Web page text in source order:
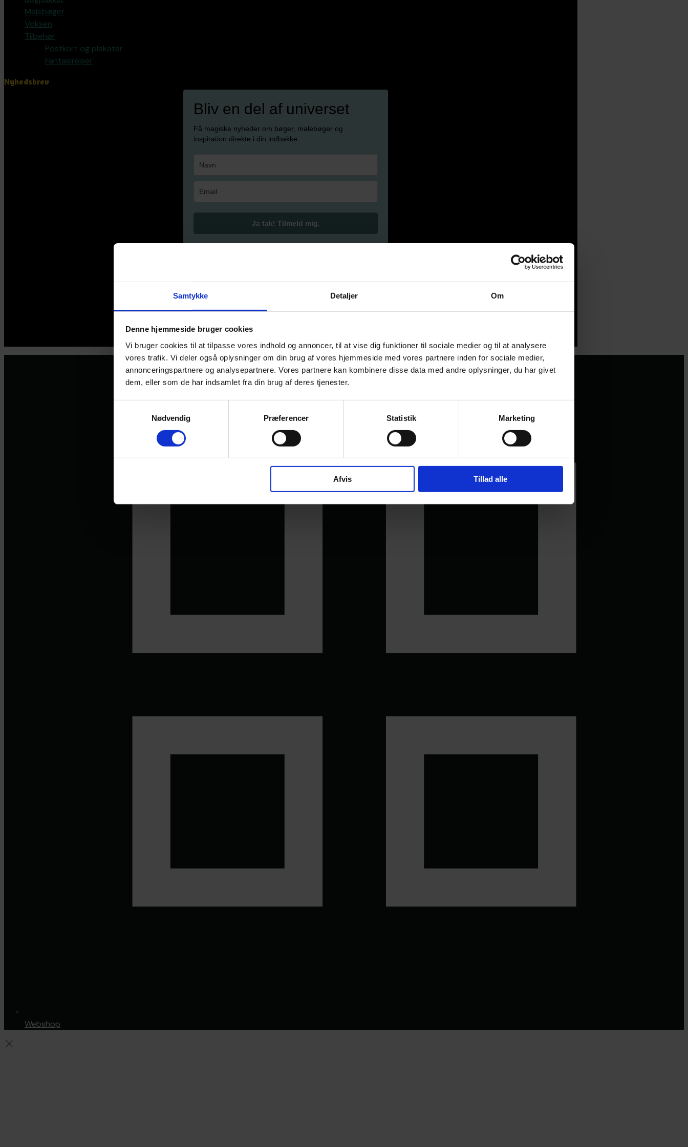
Samtykke Detaljer Om
Denne hjemmeside bruger cookies
Vi bruger cookies til at tilpasse vores indhold og annoncer, til at vise dig funktioner til sociale medier og til at analysere
vores trafik. Vi deler også oplysninger om din brug af vores hjemmeside med vores partnere inden for sociale medier,
annonceringspartnere og analysepartnere. Vores partnere kan kombinere disse data med andre oplysninger, du har givet
dem, eller som de har indsamlet fra din brug af deres tjenester.
Nødvendig
Præferencer Statistik Marketing
Afvis Tillad alle
Malebøger
Voksen
Tilbehør
Postkort og plakater
Fantasirejser
Nyhedsbrev
Bliv en del af universet
Få magiske nyheder om bøger, malebøger og
inspiration direkte i din indbakke.
Ja tak! Tilmeld mig.
© 2026 Eva Ehler | Himmelheltene | CVR:26639670
Webshop